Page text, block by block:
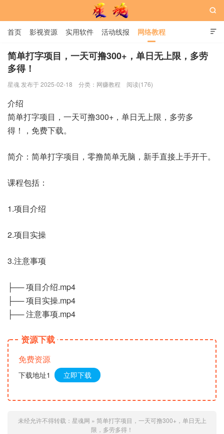
星魂网

首页 影视资源 实用软件 活动线报 网络教程
用户中心 书籍 娱乐

简单打字项目，一天可撸300+，单日无上限，多劳
多得！
星魂 发布于 2025-02-18 分类： 网赚教程 阅读(176)
介绍
简单打字项目，一天可撸300+，单日无上限，多劳多
得！，免费下载。
简介：简单打字项目，零撸简单无脑，新手直接上手开干。
课程包括：
1.项目介绍
2.项目实操
3.注意事项
├── 项目介绍.mp4
├── 项目实操.mp4
├── 注意事项.mp4
资源下载
免费资源
下载地址1 立即下载
未经允许不得转载： 星魂网 » 简单打字项目，一天可撸300+，单日无上
限，多劳多得！